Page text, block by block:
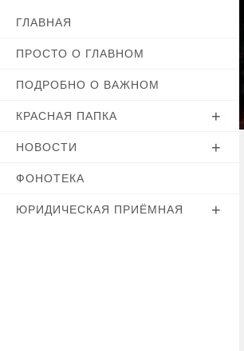
ГЛАВНАЯ
ПРОСТО О ГЛАВНОМ
ПОДРОБНО О ВАЖНОМ
КРАСНАЯ ПАПКА
НОВОСТИ
ФОНОТЕКА
ЮРИДИЧЕСКАЯ ПРИЁМНАЯ